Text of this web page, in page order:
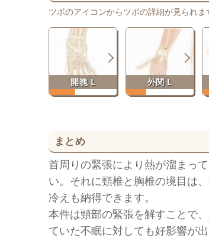
ツボのアイコンからツボの詳細が見られま
開魄 L 外関 L
まとめ
首周りの緊張により熱が溜まっ
い。それに頸椎と胸椎の境目は
冷えも納得できます。
本件は頸部の緊張を解すことで
ていた不眠に対しても好影響が出